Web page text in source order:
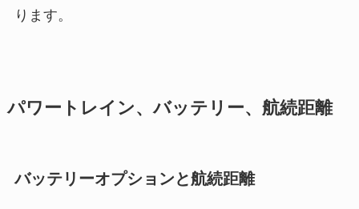
ります。
パワートレイン、バッテリー、航続距離
バッテリーオプションと航続距離